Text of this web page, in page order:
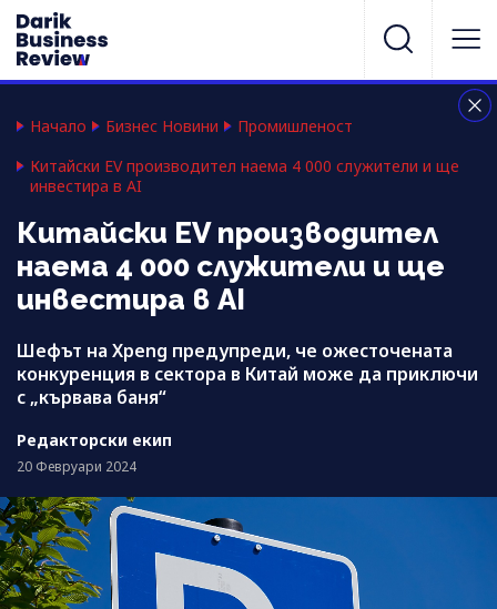
Начало Бизнес Новини
Промишленост
Китайски EV производител наема 4 000 служители и ще
инвестира в AI
Китайски EV производител
наема 4 000 служители и ще
инвестира в AI
Шефът на Xpeng предупреди, че ожесточената
конкуренция в сектора в Китай може да приключи
с „кървава баня“
Редакторски екип
20 Февруари 2024